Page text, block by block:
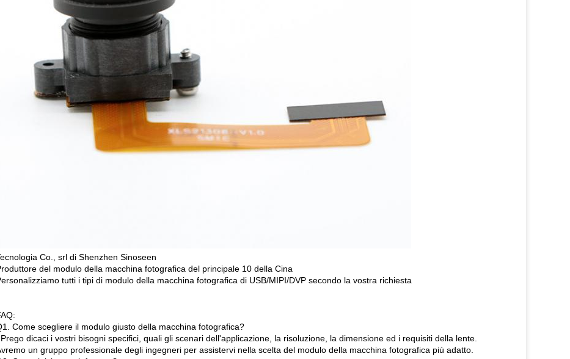
Co., srl di Shenzhen Sinoseen
del modulo della macchina fotografica del principale 10 della Cina
tutti i tipi di modulo della macchina fotografica di USB/MIPI/DVP secondo la vostra richiesta
Come scegliere il modulo giusto della macchina fotografica?
dicaci i vostri bisogni specifici, quali gli scenari dell'applicazione, la risoluzione, la dimensione ed i requisiti della lente.
un gruppo professionale degli ingegneri per assistervi nella scelta del modulo della macchina fotografica più adatto.